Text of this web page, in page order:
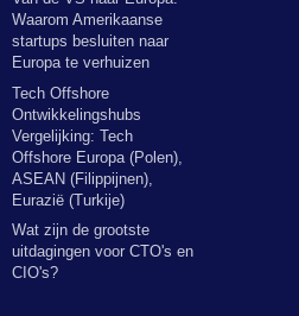
Waarom Amerikaanse
startups besluiten naar
Europa te verhuizen
Tech Offshore
Ontwikkelingshubs
Vergelijking: Tech
Offshore Europa (Polen),
ASEAN (Filippijnen),
Eurazië (Turkije)
Wat zijn de grootste
uitdagingen voor CTO's en
CIO's?